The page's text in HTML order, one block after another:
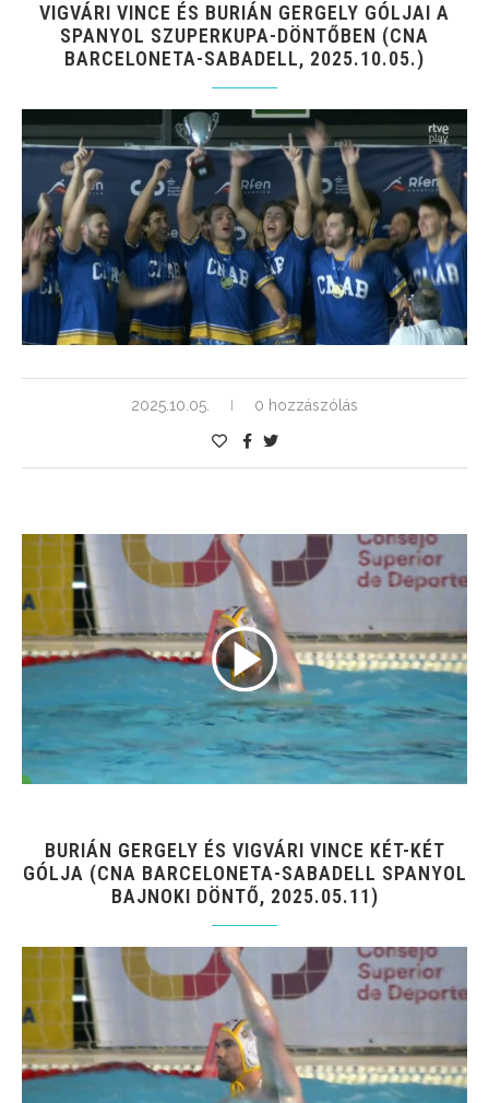
VIGVÁRI VINCE ÉS BURIÁN GERGELY GÓLJAI A
SPANYOL SZUPERKUPA-DÖNTŐBEN (CNA
BARCELONETA-SABADELL, 2025.10.05.)
2025.10.05. 0 hozzászólás
BURIÁN GERGELY ÉS VIGVÁRI VINCE KÉT-KÉT
GÓLJA (CNA BARCELONETA-SABADELL SPANYOL
BAJNOKI DÖNTŐ, 2025.05.11)